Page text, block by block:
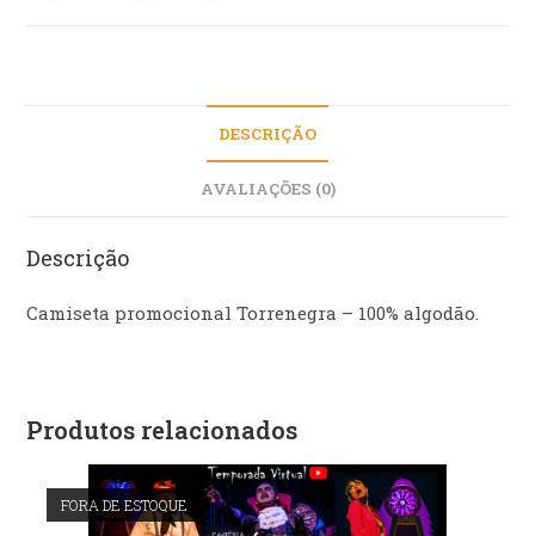
DESCRIÇÃO
AVALIAÇÕES (0)
Descrição
Camiseta promocional Torrenegra – 100% algodão.
Produtos relacionados
FORA DE ESTOQUE